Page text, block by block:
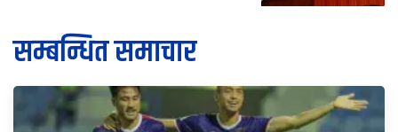
सम्बन्धित समाचार